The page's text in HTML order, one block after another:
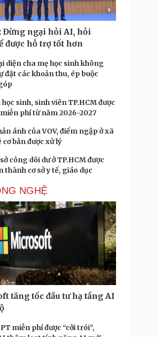
Đừng ngại hỏi AI, hỏi
được hỗ trợ tốt hơn
diện cha mẹ học sinh không
đặt các khoản thu, ép buộc
sinh, sinh viên TP.HCM được
phí từ năm 2026-2027
ánh của VOV, điểm ngập ở xã
cơ bản được xử lý
công dôi dư ở TP.HCM được
thành cơ sở y tế, giáo dục
NGHỆ
tăng tốc đầu tư hạ tầng AI
miễn phí được “cởi trói”,